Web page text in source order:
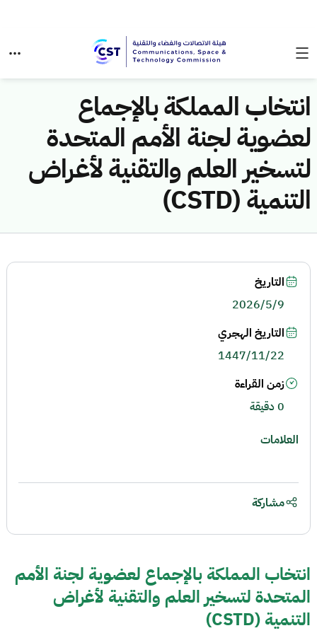
انتخاب المملكة بالإجماع
لعضوية لجنة الأمم المتحدة
لتسخير العلم والتقنية لأغراض
التنمية (CSTD)
انتخاب المملكة بالإجماع لعضوية لجنة الأمم
المتحدة لتسخير العلم والتقنية لأغراض
التنمية (CSTD)
التاريخ
2026/5/9
التاريخ الهجري
1447/11/22
زمن القراءة
0 دقيقة
العلامات
مشاركة